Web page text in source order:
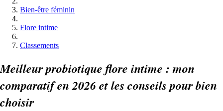
Bien-être féminin
Flore intime
Classements
Meilleur probiotique flore intime : mon
comparatif en 2026 et les conseils pour bien
choisir